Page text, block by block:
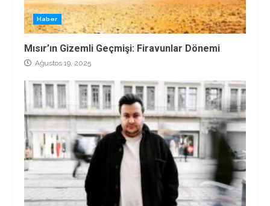
Haber
Mısır’ın Gizemli Geçmişi: Firavunlar Dönemi
Ağustos 19, 2025